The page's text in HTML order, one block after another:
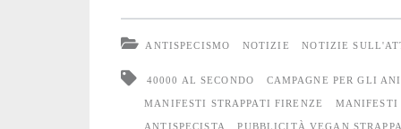
affissi
ANTISPECISMO NOTIZIE NOTIZIE
40000 AL SECONDO CAMPAGNE PER GLI
MANIFESTI STRAPPATI FIRENZE MANIFESTI
ANTISPECISTA PUBBLICITÀ VEGAN